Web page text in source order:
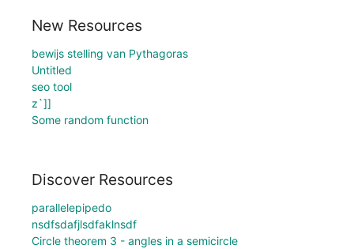
New Resources
bewijs stelling van Pythagoras
Untitled
seo tool
z`]]
Some random function
Discover Resources
parallelepipedo
nsdfsdafjlsdfaklnsdf
Circle theorem 3 - angles in a semicircle